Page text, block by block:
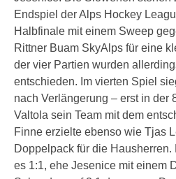
Endspiel der Alps Hockey
Halbfinale mit einem Sweep
Rittner Buam SkyAlps für eine
der vier Partien wurden
entschieden. Im vierten Spiel
nach Verlängerung – erst in der
Valtola sein Team mit dem
Finne erzielte ebenso wie Tjas
Doppelpack für die Hausherren.
es 1:1, ehe Jesenice mit einem